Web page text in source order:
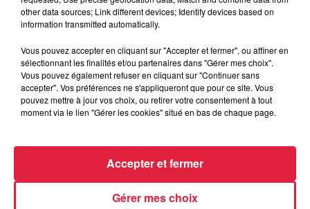
other data sources; Link different devices; Identify devices based on
information transmitted automatically.
Vous pouvez accepter en cliquant sur "Accepter et fermer", ou affiner en
sélectionnant les finalités et/ou partenaires dans "Gérer mes choix".
Vous pouvez également refuser en cliquant sur "Continuer sans
accepter". Vos préférences ne s'appliqueront que pour ce site. Vous
pouvez mettre à jour vos choix, ou retirer votre consentement à tout
moment via le lien "Gérer les cookies" situé en bas de chaque page.
Gérer mes choix
Accepter et fermer